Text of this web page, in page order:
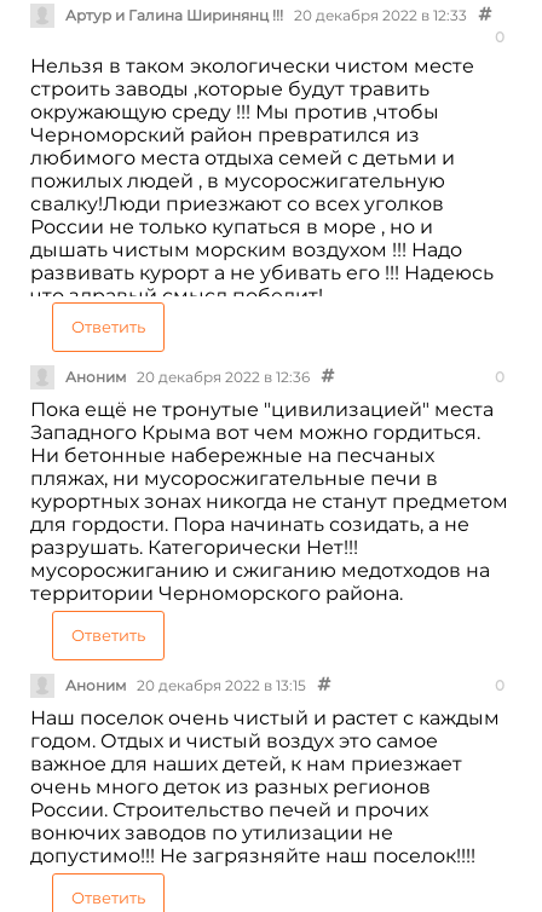
Артур и Галина Ширинянц !!! 20 декабря 2022 в 12:33
0
Нельзя в таком экологически чистом месте
строить заводы ,которые будут травить
окружающую среду !!! Мы против ,чтобы
Черноморский район превратился из
любимого места отдыха семей с детьми и
пожилых людей , в мусоросжигательную
свалку!Люди приезжают со всех уголков
России не только купаться в море , но и
дышать чистым морским воздухом !!! Надо
развивать курорт а не убивать его !!! Надеюсь
что здравый смысл победит!
Ответить
Аноним 20 декабря 2022 в 12:36 0
Пока ещё не тронутые "цивилизацией" места
Западного Крыма вот чем можно гордиться.
Ни бетонные набережные на песчаных
пляжах, ни мусоросжигательные печи в
курортных зонах никогда не станут предметом
для гордости. Пора начинать созидать, а не
разрушать. Категорически Нет!!!
мусоросжиганию и сжиганию медотходов на
территории Черноморского района.
Ответить
Аноним 20 декабря 2022 в 13:15 0
Наш поселок очень чистый и растет с каждым
годом. Отдых и чистый воздух это самое
важное для наших детей, к нам приезжает
очень много деток из разных регионов
России. Строительство печей и прочих
вонючих заводов по утилизации не
допустимо!!! Не загрязняйте наш поселок!!!!
Ответить